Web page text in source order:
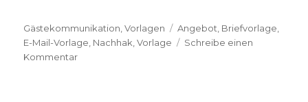
Kategorien
Gästekommunikation ,Vorlagen Tags
Angebot Briefvorlage
E-Mail-Vorlage Nachhak ,Vorlage
Schreibe einen
Kommentar